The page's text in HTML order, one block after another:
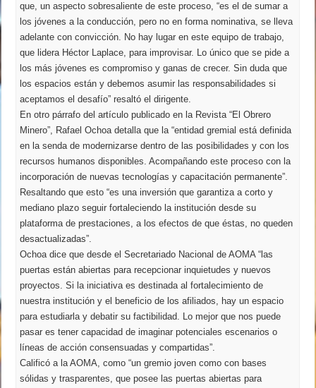
que, un aspecto sobresaliente de este proceso, “es el de sumar a
los jóvenes a la conducción, pero no en forma nominativa, se lleva
adelante con convicción. No hay lugar en este equipo de trabajo,
que lidera Héctor Laplace, para improvisar. Lo único que se pide a
los más jóvenes es compromiso y ganas de crecer. Sin duda que
los espacios están y debemos asumir las responsabilidades si
aceptamos el desafío” resaltó el dirigente.
En otro párrafo del artículo publicado en la Revista “El Obrero
Minero”, Rafael Ochoa detalla que la “entidad gremial está definida
en la senda de modernizarse dentro de las posibilidades y con los
recursos humanos disponibles. Acompañando este proceso con la
incorporación de nuevas tecnologías y capacitación permanente”.
Resaltando que esto “es una inversión que garantiza a corto y
mediano plazo seguir fortaleciendo la institución desde su
plataforma de prestaciones, a los efectos de que éstas, no queden
desactualizadas”.
Ochoa dice que desde el Secretariado Nacional de AOMA “las
puertas están abiertas para recepcionar inquietudes y nuevos
proyectos. Si la iniciativa es destinada al fortalecimiento de
nuestra institución y el beneficio de los afiliados, hay un espacio
para estudiarla y debatir su factibilidad. Lo mejor que nos puede
pasar es tener capacidad de imaginar potenciales escenarios o
líneas de acción consensuadas y compartidas”.
Calificó a la AOMA, como “un gremio joven como con bases
sólidas y trasparentes, que posee las puertas abiertas para